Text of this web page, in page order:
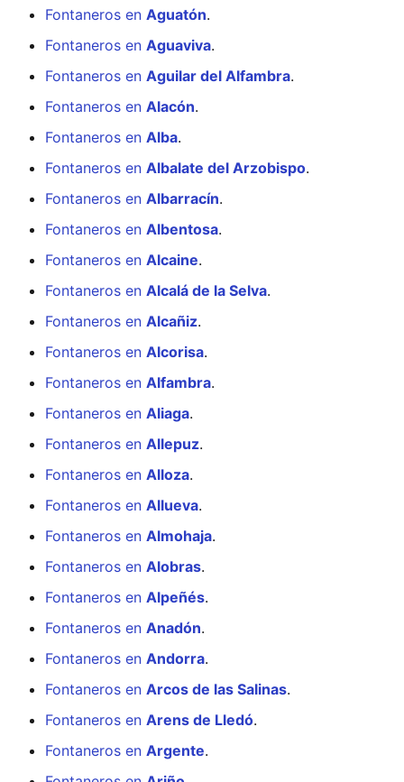
Fontaneros en Aguatón.
Fontaneros en Aguaviva.
Fontaneros en Aguilar del Alfambra.
Fontaneros en Alacón.
Fontaneros en Alba.
Fontaneros en Albalate del Arzobispo.
Fontaneros en Albarracín.
Fontaneros en Albentosa.
Fontaneros en Alcaine.
Fontaneros en Alcalá de la Selva.
Fontaneros en Alcañiz.
Fontaneros en Alcorisa.
Fontaneros en Alfambra.
Fontaneros en Aliaga.
Fontaneros en Allepuz.
Fontaneros en Alloza.
Fontaneros en Allueva.
Fontaneros en Almohaja.
Fontaneros en Alobras.
Fontaneros en Alpeñés.
Fontaneros en Anadón.
Fontaneros en Andorra.
Fontaneros en Arcos de las Salinas.
Fontaneros en Arens de Lledó.
Fontaneros en Argente.